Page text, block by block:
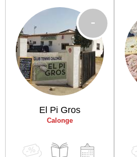
El Pi Gros
Calonge
-